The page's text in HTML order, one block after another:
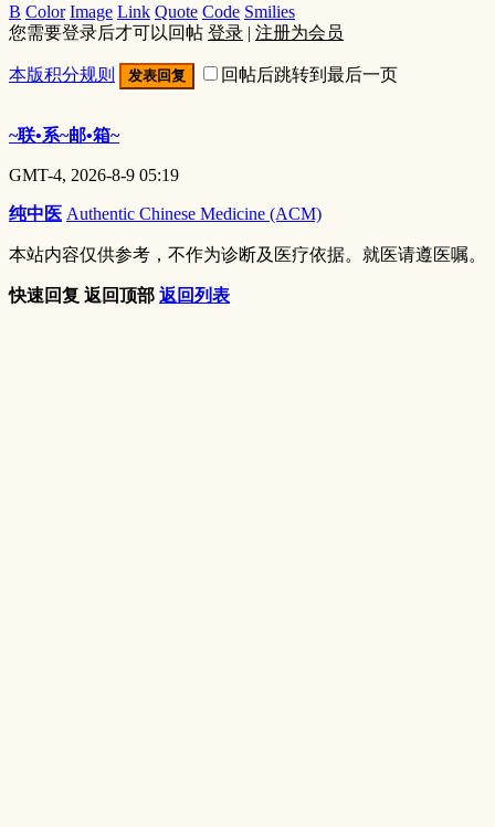
B Color Image Link Quote Code Smilies
您需要登录后才可以回帖 登录 | 注册为会员
本版积分规则 发表回复 回帖后跳转到最后一页
~联•系~邮•箱~
GMT-4, 2026-8-9 05:19
纯中医 Authentic Chinese Medicine (ACM)
本站内容仅供参考，不作为诊断及医疗依据。就医请遵医嘱。
快速回复 返回顶部 返回列表